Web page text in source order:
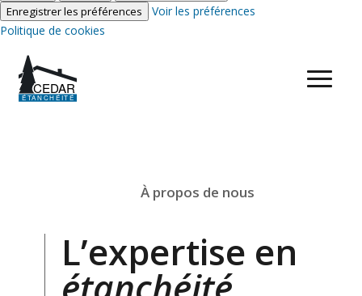
Enregistrer les préférences
Voir les préférences
Politique de cookies
À propos de nous
L’expertise en